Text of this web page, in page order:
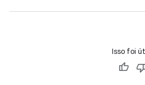
Isso foi